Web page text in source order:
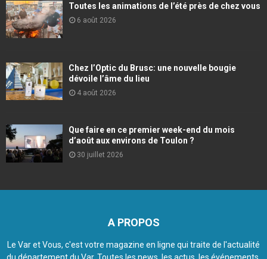
Toutes les animations de l’été près de chez vous
6 août 2026
Chez l’Optic du Brusc: une nouvelle bougie
dévoile l’âme du lieu
4 août 2026
Que faire en ce premier week-end du mois
d’août aux environs de Toulon ?
30 juillet 2026
A PROPOS
Le Var et Vous, c'est votre magazine en ligne qui traite de l'actualité
du département du Var. Toutes les news, les actus, les événements,